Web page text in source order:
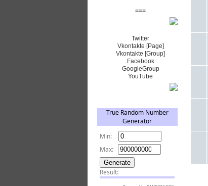
===
Twitter
Vkontakte [Page]
Vkontakte [Group]
Facebook
GoogleGroup
YouTube